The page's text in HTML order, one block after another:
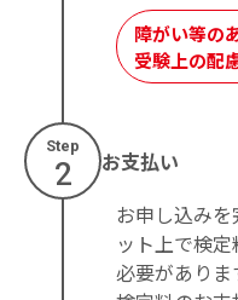
障がい等の
受験上の配
Step
2
お支払い
お申し込み
ット上で検
必要がありま